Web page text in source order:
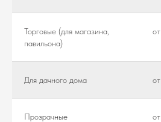
Торговые (для магазина,
павильона)
Для дачного дома
Прозрачные